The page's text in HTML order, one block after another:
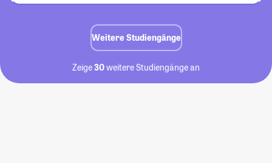
Weitere Studiengänge
Zeige30weitere Studiengänge an